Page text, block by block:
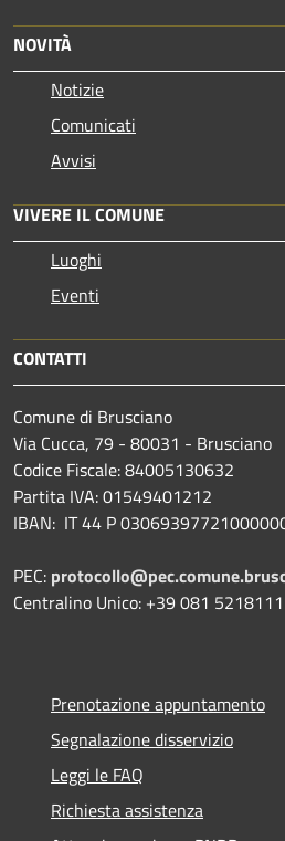
NOVITÀ
Notizie
Comunicati
Avvisi
VIVERE IL COMUNE
Luoghi
Eventi
CONTATTI
Comune di Brusciano
Via Cucca, 79 - 80031 - Brusciano
Codice Fiscale: 84005130632
Partita IVA: 01549401212
IBAN: IT 44 P
PEC:
Centralino Unico: +39 081 5218111
Prenotazione appuntamento
Segnalazione disservizio
Leggi le FAQ
Richiesta assistenza